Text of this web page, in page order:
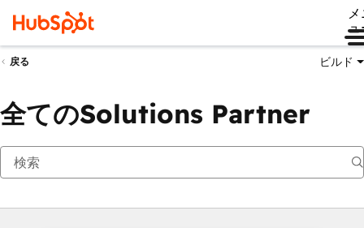
ュ
戻る ビルド
全てのSolutions Partner